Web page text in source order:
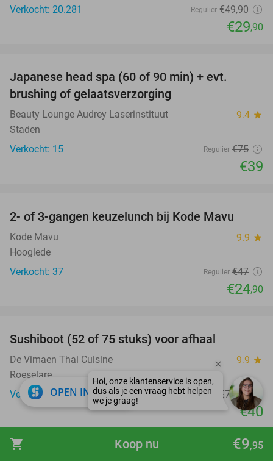
shopping_cart €9,95
Koop nu
Verkocht: 20.281
Regulier €49,90
€29,90
Japanese head spa (60 of 90 min) + evt.
brushing of gelaatsverzorging
Beauty Lounge Audrey Laserinstituut 9.4 star
Staden
Verkocht: 15
Regulier €75
€39
2- of 3-gangen keuzelunch bij Kode Mavu
Kode Mavu 9.9 star
Hooglede
Verkocht: 37
Regulier €47
€24,90
Sushiboot (52 of 75 stuks) voor afhaal
De Vimaen Thai Cuisine 9.9 star
Roeselare
Verkocht: 363
Regulier €74,90
€40
favorite_border
OPEN IN APP close